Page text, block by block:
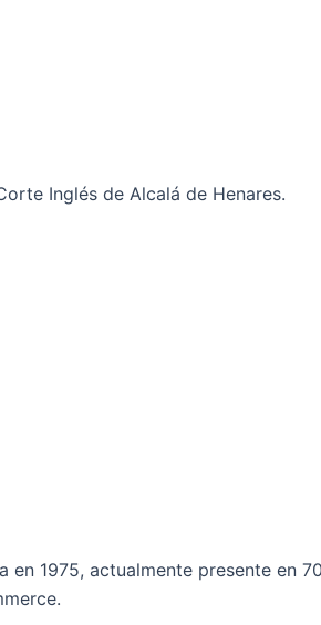
Inglés de Alcalá de Henares.
en 1975, actualmente presente en